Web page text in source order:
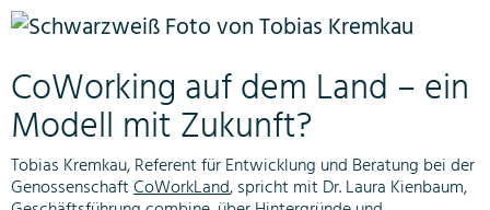
CoWorking auf dem Land – ein
Modell mit Zukunft?
Tobias Kremkau, Referent für Entwicklung und Beratung bei der
GenossenschaftCoWorkLand, spricht mit Dr. Laura Kienbaum,